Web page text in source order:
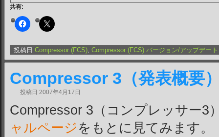
共有:
投稿日 Compressor (FCS), Compressor (FCS) バージョン/アップデート
Compressor 3（発表概要
投稿日 2007年4月17日
Compressor 3（コンプレッサー3
ャルページ をもとに見てみます。